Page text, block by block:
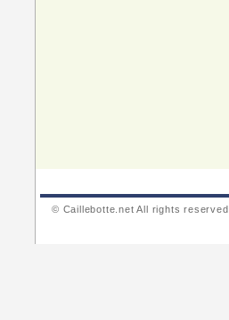
© Caillebotte.net All rights reserved